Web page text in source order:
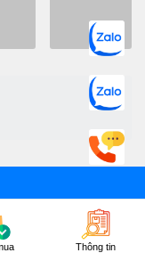
Tp.HCM
Thông tin